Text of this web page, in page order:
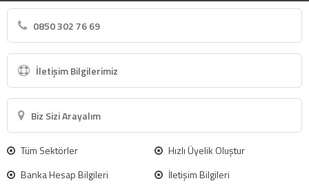
0850 302 76 69
İletişim Bilgilerimiz
Biz Sizi Arayalım
Tüm Sektörler
Hızlı Üyelik Oluştur
Banka Hesap Bilgileri
İletişim Bilgileri